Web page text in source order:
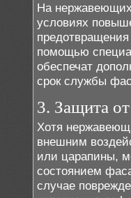
На нержавеющих
условиях
помощью
обеспечат
срок службы
3. Защита
Хотя
внешним
или царапины,
состоянием
случае